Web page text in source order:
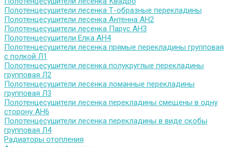
Полотенцесушители лесенка Т-образные перекладины
Полотенцесушители лесенка Антенна АН2
Полотенцесушители лесенка Парус АН3
Полотенцесушители Елка АН4
Полотенцесушители лесенка прямые перекладины групповая
с полкой Л1
Полотенцесушители лесенка полукруглые перекладины
групповая Л2
Полотенцесушители лесенка ломанные перекладины
групповая Л3
Полотенцесушители лесенка перекладины смещены в одну
сторону АН6
Полотенцесушители лесенка перекладины в виде скобы
групповая Л4
Радиаторы отопления